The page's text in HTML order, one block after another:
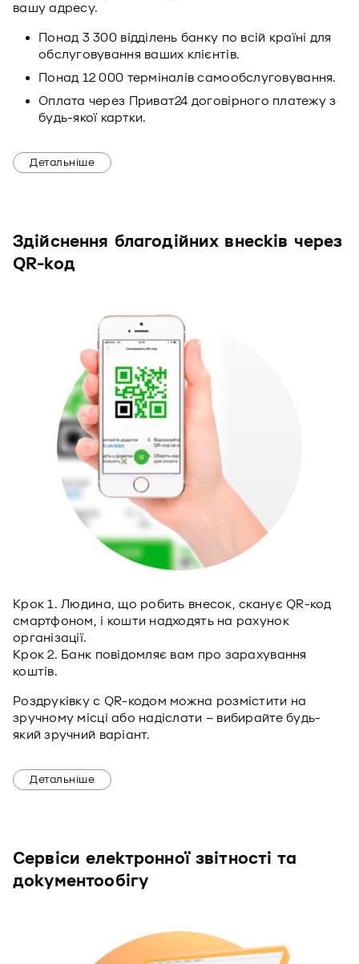
вашу адресу.
Понад 3 300 відділень банку по всій країні для
обслуговування ваших клієнтів.
Понад 12 000 терміналів самообслуговування.
Оплата через Приват24 договірного платежу з
будь-якої картки.
Детальніше
Здійснення благодійних внесків через
QR-код
Крок 1. Людина, що робить внесок, сканує QR-код
смартфоном, і кошти надходять на рахунок
організації.
Крок 2. Банк повідомляє вам про зарахування
коштів.
Роздруківку с QR-кодом можна розмістити на
зручному місці або надіслати – вибирайте будь-
який зручний варіант.
Детальніше
Сервіси електронної звітності та
документообігу